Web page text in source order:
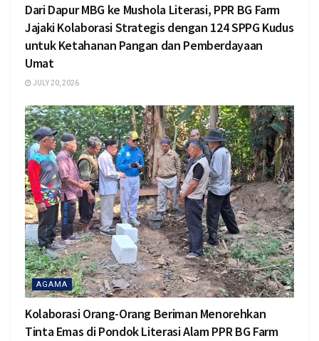
Dari Dapur MBG ke Mushola Literasi, PPR BG Farm
Jajaki Kolaborasi Strategis dengan 124 SPPG Kudus
untuk Ketahanan Pangan dan Pemberdayaan
Umat
JULY 20, 2026
AGAMA
Kolaborasi Orang-Orang Beriman Menorehkan
Tinta Emas di Pondok Literasi Alam PPR BG Farm